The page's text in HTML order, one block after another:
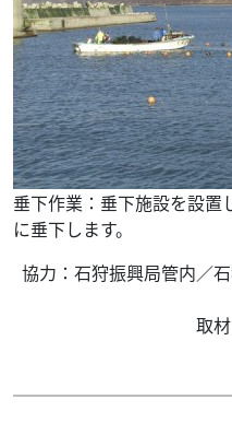
垂下作業：垂下施設を設置
に垂下します。
協力：石狩振興局管内／
取